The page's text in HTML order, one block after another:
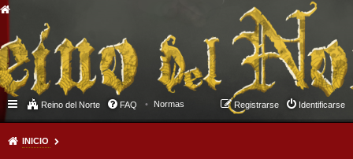
Reino del Norte FAQ Normas Identificarse
Registrarse
INICIO